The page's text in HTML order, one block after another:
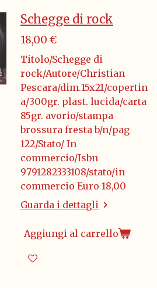
Schegge di rock
18,00 €
Titolo/Schegge di
rock/Autore/Christian
Pescara/dim.15x21/copertin
a/300gr. plast. lucida/carta
85gr. avorio/stampa
brossura fresta b/n/pag
122/Stato/ In
commercio/Isbn
9791282333108/stato/in
commercio Euro 18,00
Guarda i dettagli
Aggiungi al carrello